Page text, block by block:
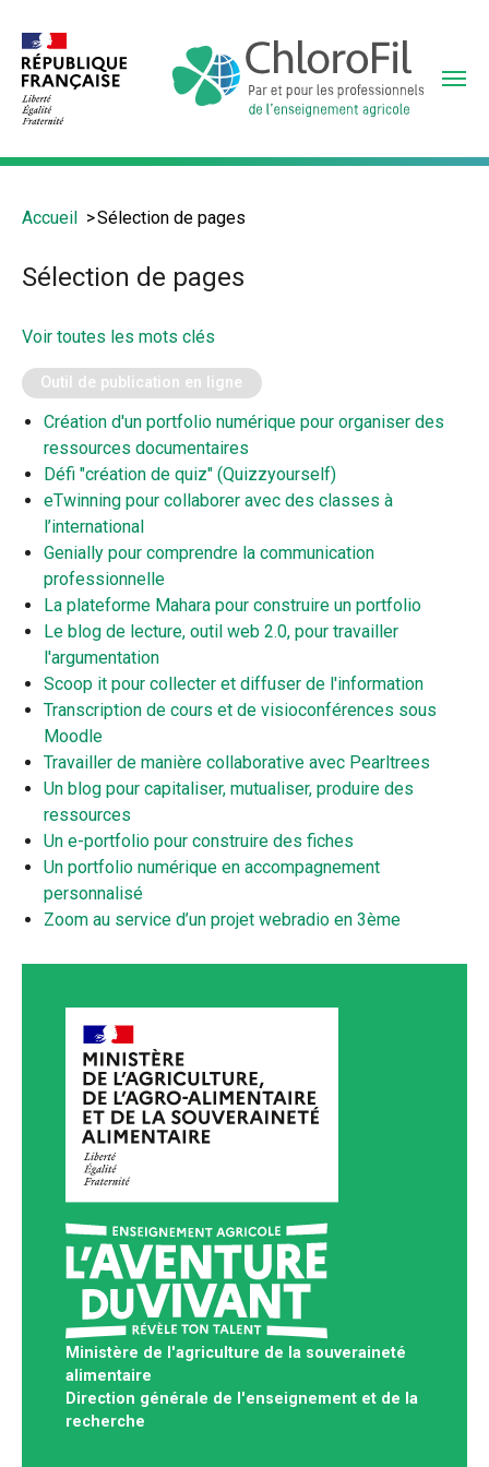
contenu
principal
Vous
:
Accueil Sélection de pages
Sélection de pages
Voir toutes les mots clés
Outil de publication en ligne
Création d'un portfolio numérique pour organiser des
ressources documentaires
Défi "création de quiz" (Quizzyourself)
eTwinning pour collaborer avec des classes à
l’international
Genially pour comprendre la communication
professionnelle
La plateforme Mahara pour construire un portfolio
Le blog de lecture, outil web 2.0, pour travailler
l'argumentation
Scoop it pour collecter et diffuser de l'information
Transcription de cours et de visioconférences sous
Moodle
Travailler de manière collaborative avec Pearltrees
Un blog pour capitaliser, mutualiser, produire des
ressources
Un e-portfolio pour construire des fiches
Un portfolio numérique en accompagnement
personnalisé
Zoom au service d’un projet webradio en 3ème
Ministère de l'agriculture de la souveraineté
alimentaire
Direction générale de l'enseignement et de la
recherche